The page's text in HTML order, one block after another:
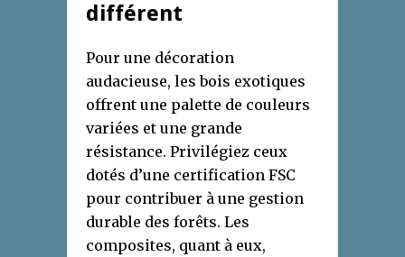
différent
Pour une décoration
audacieuse, les bois exotiques
offrent une palette de couleurs
variées et une grande
résistance. Privilégiez ceux
dotés d’une certification FSC
pour contribuer à une gestion
durable des forêts. Les
composites, quant à eux,